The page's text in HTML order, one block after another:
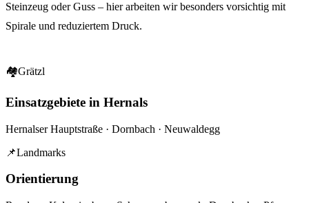
Steinzeug oder Guss – hier arbeiten wir besonders vorsichtig mit
Spirale und reduziertem Druck.
🏘Grätzl
Einsatzgebiete in Hernals
Hernalser Hauptstraße · Dornbach · Neuwaldegg
📌Landmarks
Orientierung